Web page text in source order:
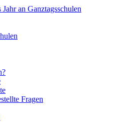
an Ganztagsschulen
Fragen